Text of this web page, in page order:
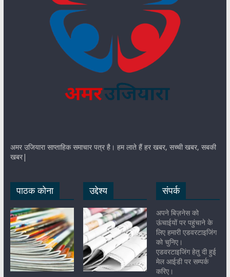
अमर उजियारा साप्ताहिक समाचार पत्र है। हम लाते हैं हर खबर, सच्ची खबर, सबकी
खबर|
पाठक कोना उद्देश्य संपर्क
अपने बिज़नेस को
ऊंचाईयों पर पहुंचाने के
लिए हमारी एडवरटाइजिंग
को चुनिए।
एडवरटाइजिंग हेतु दी हुई
मेल आईडी पर सम्पर्क
करिए।